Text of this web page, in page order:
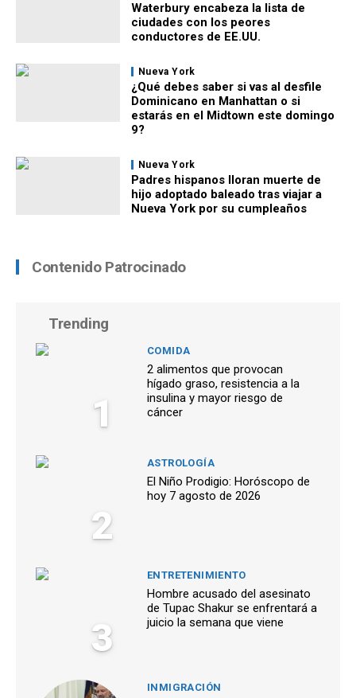
Waterbury encabeza la lista de
ciudades con los peores
conductores de EE.UU.
Nueva York
¿Qué debes saber si vas al desfile
Dominicano en Manhattan o si
estarás en el Midtown este domingo
9?
Nueva York
Padres hispanos lloran muerte de
hijo adoptado baleado tras viajar a
Nueva York por su cumpleaños
Contenido Patrocinado
Trending
1
COMIDA
2 alimentos que provocan
hígado graso, resistencia a la
insulina y mayor riesgo de
cáncer
2
ASTROLOGÍA
El Niño Prodigio: Horóscopo de
hoy 7 agosto de 2026
3
ENTRETENIMIENTO
Hombre acusado del asesinato
de Tupac Shakur se enfrentará a
juicio la semana que viene
INMIGRACIÓN